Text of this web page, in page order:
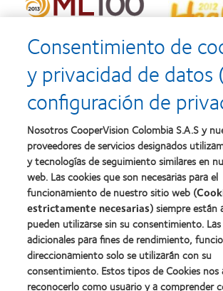
Nuestros productos
Consentimiento de
y privacidad de datos
configuración de
Nosotros CooperVision Colombia S.A.S y
proveedores de servicios designados
y tecnologías de seguimiento similares en
web. Las cookies que son necesarias para el
funcionamiento de nuestro sitio web (
estrictamente necesarias) siempre están
pueden utilizarse sin su consentimiento.
adicionales para fines de rendimiento,
direccionamiento solo se utilizarán con su
consentimiento. Estos tipos de Cookies nos
reconocerlo como usuario y a comprender